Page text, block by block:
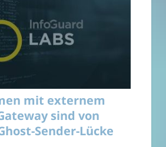
mit externem
sind von
Sender-Lücke